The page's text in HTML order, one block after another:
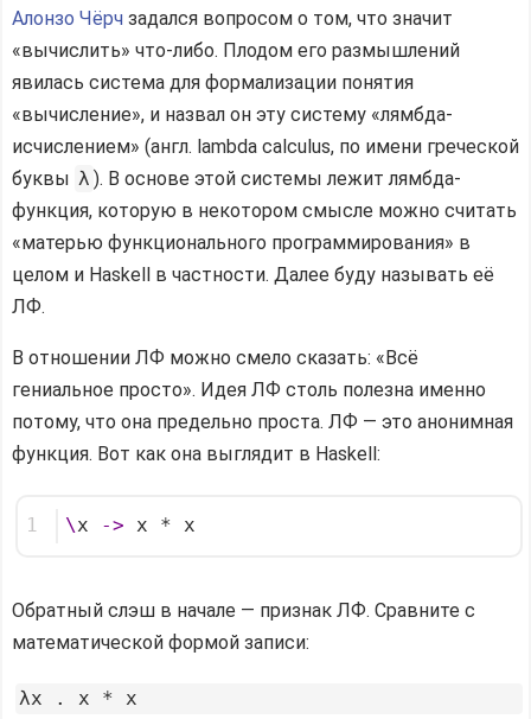
Алонзо Чёрч задался вопросом о том, что значит
«вычислить» что-либо. Плодом его размышлений
явилась система для формализации понятия
«вычисление», и назвал он эту систему «лямбда-
исчислением» (англ. lambda calculus, по имени греческой
буквы λ ). В основе этой системы лежит лямбда-
функция, которую в некотором смысле можно считать
«матерью функционального программирования» в
целом и Haskell в частности. Далее буду называть её
ЛФ.
В отношении ЛФ можно смело сказать: «Всё
гениальное просто». Идея ЛФ столь полезна именно
потому, что она предельно проста. ЛФ — это анонимная
функция. Вот как она выглядит в Haskell:
1 \x -> x * x
Обратный слэш в начале — признак ЛФ. Сравните с
математической формой записи: